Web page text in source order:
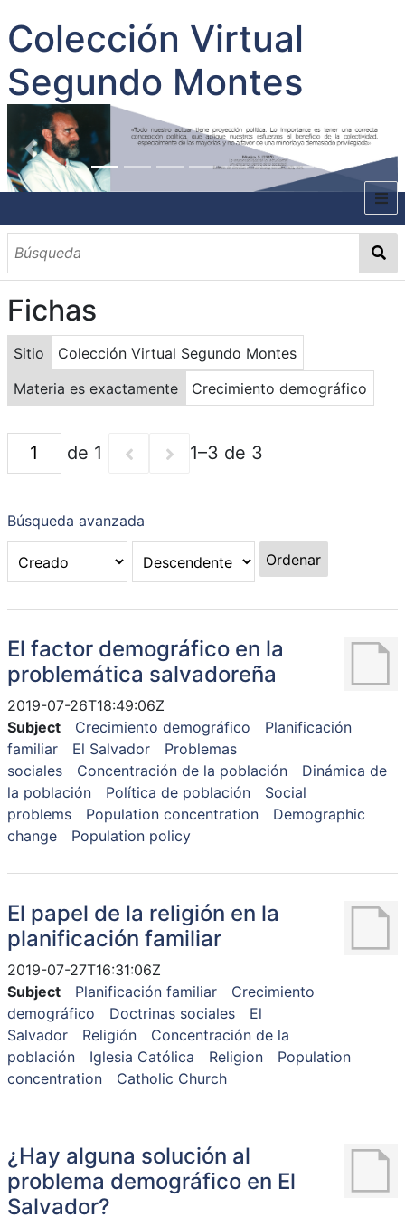
Colección Virtual
Segundo Montes
INICIO
SOBRE EL AUTOR
CONTENIDO
TODOS LOS DOCUMENTOS
CATEGORIAS
OBRAS SOBRE EL AUTOR P. SEGUNDO MONTES
MATERIAS
PALABRAS CLAVES
MULTIMEDIA
GALERÍA
Fichas
Sitio
Colección Virtual Segundo Montes
Materia es exactamente
Crecimiento demográfico
de 1 1–3 de 3
Búsqueda avanzada
Ordenar
El factor demográfico en la
problemática salvadoreña
2019-07-26T18:49:06Z
Subject
Crecimiento demográfico
Planificación
familiar
El Salvador
Problemas
sociales
Concentración de la población
Dinámica de
la población
Política de población
Social
problems
Population concentration
Demographic
change
Population policy
El papel de la religión en la
planificación familiar
2019-07-27T16:31:06Z
Subject
Planificación familiar
Crecimiento
demográfico
Doctrinas sociales
El
Salvador
Religión
Concentración de la
población
Iglesia Católica Religion
Population
concentration
Catholic Church
¿Hay alguna solución al
problema demográfico en El
Salvador?